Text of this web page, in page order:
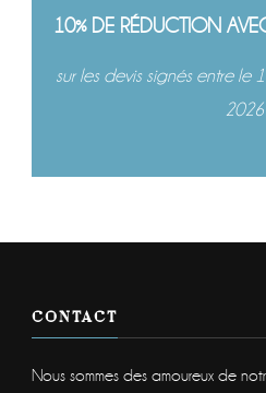
10% DE RÉDUCTION
sur les devis signés entre le
2026
CONTACT
Nous sommes des amoureux de